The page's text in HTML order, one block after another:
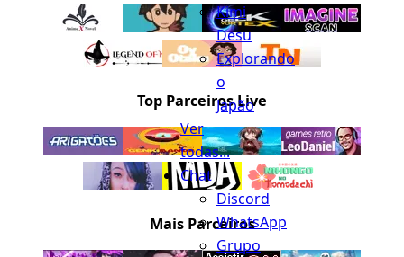
Kimi
Desu
Explorando
o
Japão
Ver
todas...
Chat
Discord
WhatsApp
Grupo
Top Parceiros Live
Mais Parceiros